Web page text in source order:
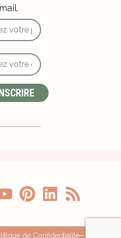
de Confidentialité